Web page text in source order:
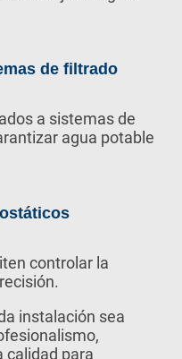
de filtrado
a sistemas de
agua potable
controlar la
instalación sea
calidad para